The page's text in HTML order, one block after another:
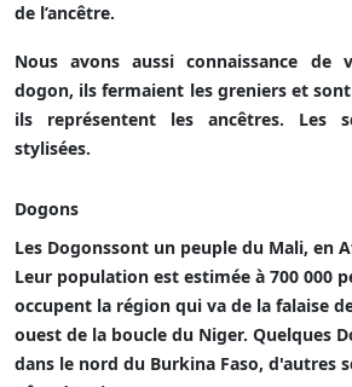
de l’ancêtre.
Nous avons aussi connaissance
dogon, ils fermaient les greniers et
ils représentent les ancêtres. Les
stylisées.
Dogons
Les Dogonssont un peuple du Mali, en
Leur population est estimée à 700 000
occupent la région qui va de la falaise
ouest de la boucle du Niger. Quelques
dans le nord du Burkina Faso, d'autres